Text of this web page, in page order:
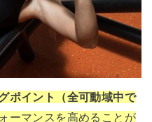
ポイント（全可動域中で
ーマンスを高めることが